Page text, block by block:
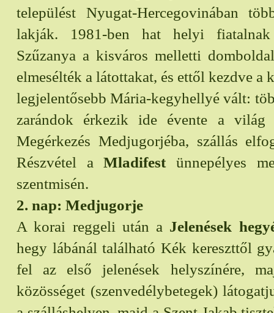
települést Nyugat-Hercegovinában
lakják. 1981-ben hat helyi
Szűzanya a kisváros melletti
elmesélték a látottakat, és ettől kezdve a
legjelentősebb Mária-kegyhellyé vált:
zarándok érkezik ide évente a világ
Megérkezés Medjugorjéba, szállás
Részvétel aMladifestünnepélyes
szentmisén.
2. nap: Medjugorje
A korai reggeli után a Jelenések
hegy lábánál található Kék kereszttől
fel az első jelenések helyszínére,
közösséget (szenvedélybetegek)